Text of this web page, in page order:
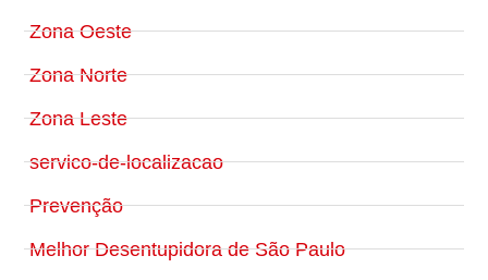
Zona Oeste
Zona Norte
Zona Leste
servico-de-localizacao
Prevenção
Melhor Desentupidora de São Paulo